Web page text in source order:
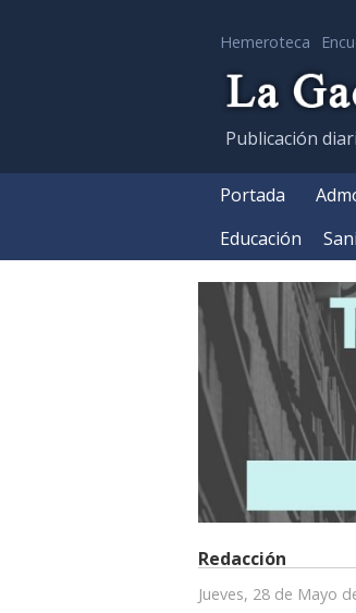
Hemeroteca
Publicación
Portada
Educación
Redacción
Jueves, 28 de Mayo